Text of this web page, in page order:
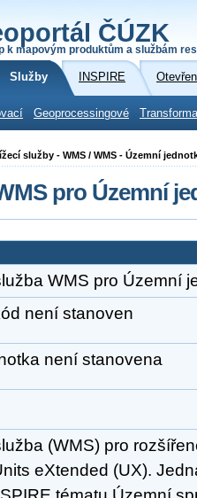
ČÚZK
k mapovým produktům a službám
Služby INSPIRE
Geoprocessingové
služby - WMS / WMS - Územní
pro Územní
WMS pro Územní
není stanoven
není stanovena
(WMS) pro
eXtended (UX).